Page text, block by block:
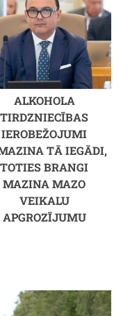
ALKOHOLA
TIRDZNIECĪBAS
IEROBEŽOJUMI
TĀ IEGĀDI,
TOTIES BRANGI
MAZINA MAZO
VEIKALU
APGROZĪJUMU